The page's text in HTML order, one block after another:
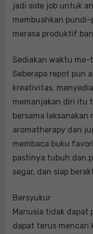
jadi side job untuk
membuahkan
merasa produktif
Sediakan waktu me-
Seberapa repot pun
kreativitas,
memanjakan diri itu
bersama
aromatherapy dan
membaca buku
pastinya tubuh dan
segar, dan siap
Bersyukur
Manusia tidak dapat
dapat terus mencari